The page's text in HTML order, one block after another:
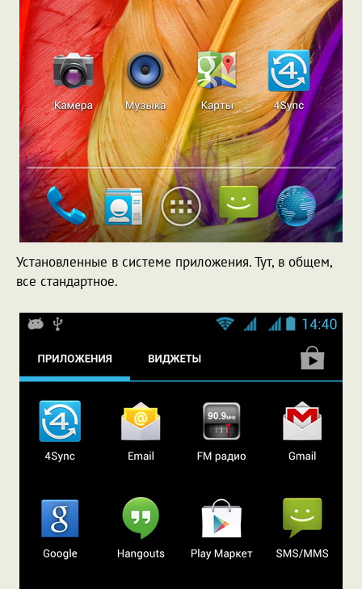
Установленные в системе приложения. Тут, в общем,
все стандартное.